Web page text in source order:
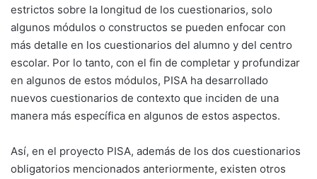
estrictos sobre la longitud de los cuestionarios, solo
algunos módulos o constructos se pueden enfocar con
más detalle en los cuestionarios del alumno y del centro
escolar. Por lo tanto, con el fin de completar y profundizar
en algunos de estos módulos, PISA ha desarrollado
nuevos cuestionarios de contexto que inciden de una
manera más específica en algunos de estos aspectos.
Así, en el proyecto PISA, además de los dos cuestionarios
obligatorios mencionados anteriormente, existen otros